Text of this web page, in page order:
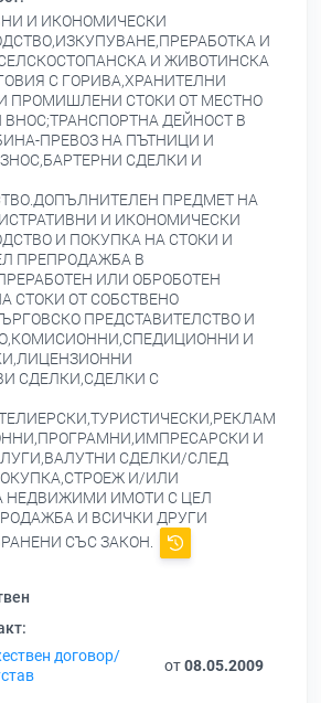
И ИКОНОМИЧЕСКИ
И
И ЖИВОТИНСКА
С ГОРИВА,ХРАНИТЕЛНИ
ПРОМИШЛЕНИ СТОКИ ОТ МЕСТНО
ДЕЙНОСТ В
ПРЕВОЗ НА ПЪТНИЦИ И
СДЕЛКИ И
ПРЕДМЕТ НА
И ИКОНОМИЧЕСКИ
И ПОКУПКА НА СТОКИ И
ПРЕПРОДАЖБА В
ИЛИ ОБРОБОТЕН
СТОКИ ОТ СОБСТВЕНО
ПРЕДСТАВИТЕЛСТВО И
И
СДЕЛКИ,СДЕЛКИ С
И
СДЕЛКИ/СЛЕД
И/ИЛИ
НЕДВИЖИМИ ИМОТИ С ЦЕЛ
И ВСИЧКИ ДРУГИ
СЪС ЗАКОН.
договор/
от08.05.2009